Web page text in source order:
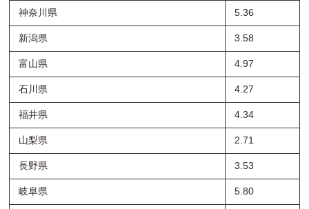
神奈川県 5.36
新潟県 3.58
富山県 4.97
石川県 4.27
福井県 4.34
山梨県 2.71
長野県 3.53
岐阜県 5.80